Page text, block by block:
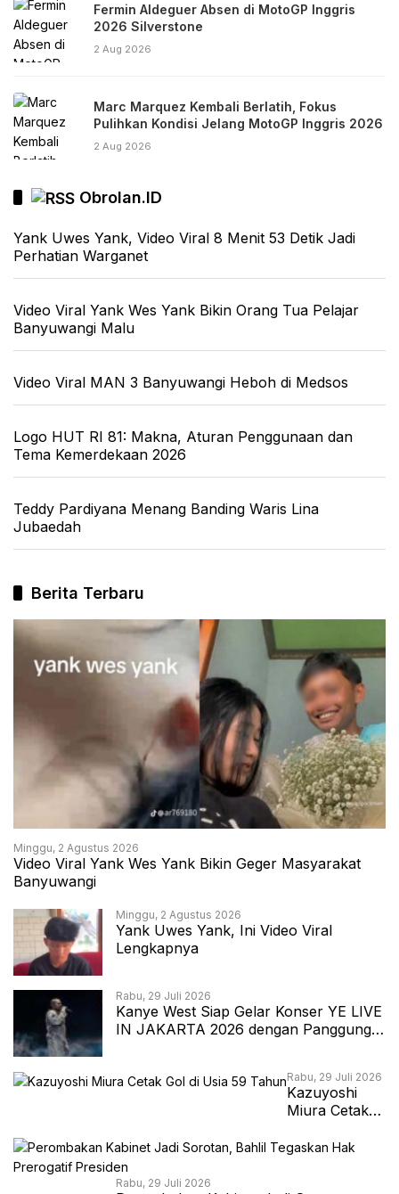
Fermin Aldeguer Absen di MotoGP Inggris
2026 Silverstone
2 Aug 2026
Marc Marquez Kembali Berlatih, Fokus
Pulihkan Kondisi Jelang MotoGP Inggris 2026
2 Aug 2026
Obrolan.ID
Yank Uwes Yank, Video Viral 8 Menit 53 Detik Jadi
Perhatian Warganet
Video Viral Yank Wes Yank Bikin Orang Tua Pelajar
Banyuwangi Malu
Video Viral MAN 3 Banyuwangi Heboh di Medsos
Logo HUT RI 81: Makna, Aturan Penggunaan dan
Tema Kemerdekaan 2026
Teddy Pardiyana Menang Banding Waris Lina
Jubaedah
Berita Terbaru
Minggu, 2 Agustus 2026
Video Viral Yank Wes Yank Bikin Geger Masyarakat
Banyuwangi
Minggu, 2 Agustus 2026
Yank Uwes Yank, Ini Video Viral
Lengkapnya
Rabu, 29 Juli 2026
Kanye West Siap Gelar Konser YE LIVE
IN JAKARTA 2026 dengan Panggung
Rabu, 29 Juli 2026
Kazuyoshi
Miura Cetak
Tahun
Rabu, 29 Juli 2026